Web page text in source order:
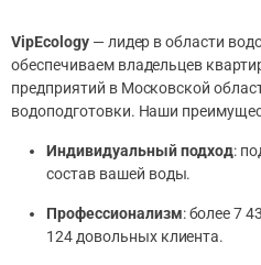
VipEcology— лидер в области
обеспечиваем владельцев
предприятий в Московской
водоподготовки. Наши
Индивидуальный подход:
состав вашей воды.
Профессионализм: более 7
124 довольных клиента.